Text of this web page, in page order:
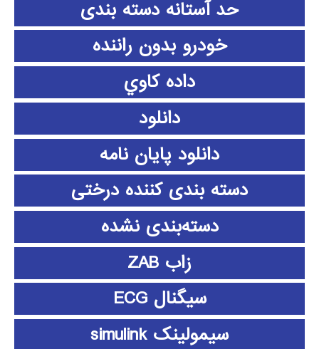
حد آستانه دسته بندی
خودرو بدون راننده
داده كاوي
دانلود
دانلود پايان نامه
دسته بندی کننده درختی
دسته‌بندی نشده
زاب ZAB
سیگنال ECG
سیمولینک simulink